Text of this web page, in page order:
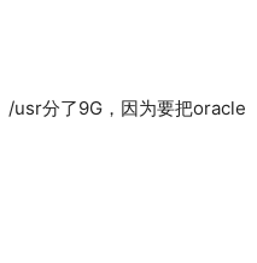
/usr分了9G，因为要把oracle